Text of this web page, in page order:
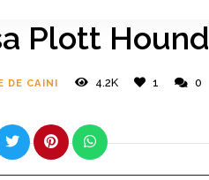
Plott Hound
DE CAINI 4.2K 1 0